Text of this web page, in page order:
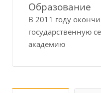
Образование
В 2011 году
государственную
академию